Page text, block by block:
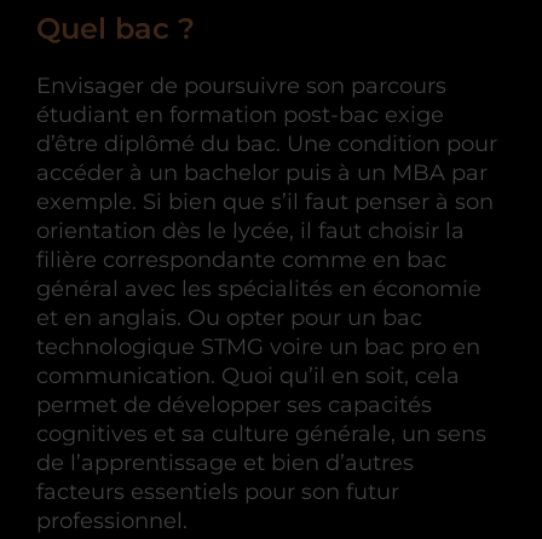
Quel bac ?
Envisager de poursuivre son parcours
étudiant en formation post-bac exige
d’être diplômé du bac. Une condition pour
accéder à un bachelor puis à un MBA par
exemple. Si bien que s’il faut penser à son
orientation dès le lycée, il faut choisir la
filière correspondante comme en bac
général avec les spécialités en économie
et en anglais. Ou opter pour un bac
technologique STMG voire un bac pro en
communication. Quoi qu’il en soit, cela
permet de développer ses capacités
cognitives et sa culture générale, un sens
de l’apprentissage et bien d’autres
facteurs essentiels pour son futur
professionnel.